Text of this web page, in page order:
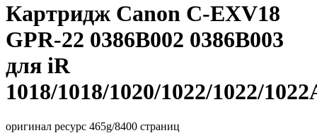
Картридж Canon C-EXV18
GPR-22 0386B002 0386B003
для iR
1018/1018/1020/1022/1022/
оригинал ресурс 465g/8400 страниц